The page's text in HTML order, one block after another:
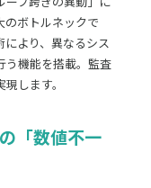
のボトルネックで
より、異なるシス
う機能を搭載。監査
します。
「数値不一